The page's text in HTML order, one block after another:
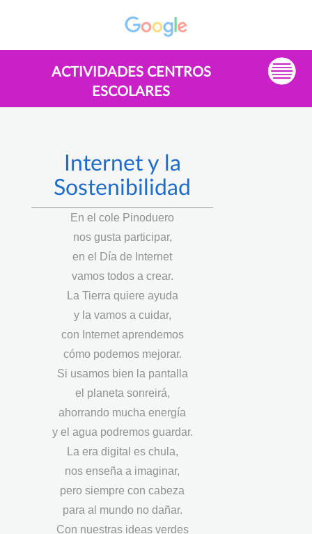
ACTIVIDADES CENTROS
ESCOLARES
Internet y la
Sostenibilidad
En el cole Pinoduero
nos gusta participar,
en el Día de Internet
vamos todos a crear.
La Tierra quiere ayuda
y la vamos a cuidar,
con Internet aprendemos
cómo podemos mejorar.
Si usamos bien la pantalla
el planeta sonreirá,
ahorrando mucha energía
y el agua podremos guardar.
La era digital es chula,
nos enseña a imaginar,
pero siempre con cabeza
para al mundo no dañar.
Con nuestras ideas verdes